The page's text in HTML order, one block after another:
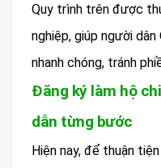
Quy trình trên được
nghiệp, giúp người
nhanh chóng, tránh
Đăng ký làm hộ
dẫn từng bước
Hiện nay, để thuận